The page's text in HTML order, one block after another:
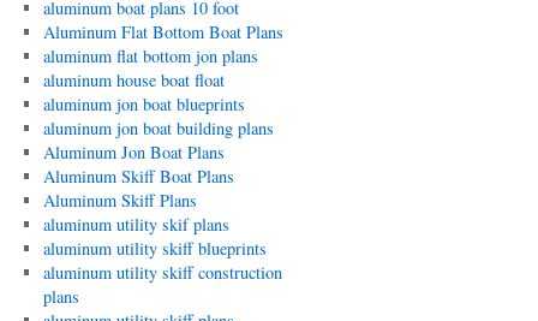
aluminum boat plans 10 foot
Aluminum Flat Bottom Boat Plans
aluminum flat bottom jon plans
aluminum house boat float
aluminum jon boat blueprints
aluminum jon boat building plans
Aluminum Jon Boat Plans
Aluminum Skiff Boat Plans
Aluminum Skiff Plans
aluminum utility skif plans
aluminum utility skiff blueprints
aluminum utility skiff construction
plans